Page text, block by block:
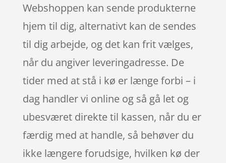
Webshoppen kan sende produkterne
hjem til dig, alternativt kan de sendes
til dig arbejde, og det kan frit vælges,
når du angiver leveringadresse. De
tider med at stå i kø er længe forbi – i
dag handler vi online og så gå let og
ubesværet direkte til kassen, når du er
færdig med at handle, så behøver du
ikke længere forudsige, hvilken kø der